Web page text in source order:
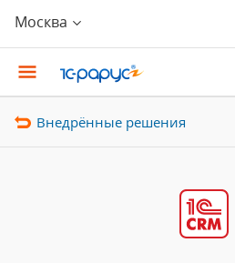
Москва
Внедрённые решения